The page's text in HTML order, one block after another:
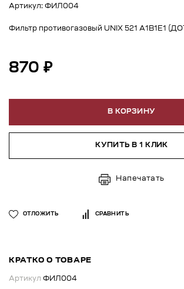
Артикул: ФИЛ004
Фильтр противогазовый UNIX 521 A1B1E1
870 ₽
В КОРЗИНУ
КУПИТЬ В 1 КЛИК
Напечатать
ОТЛОЖИТЬ СРАВНИТЬ
КРАТКО О ТОВАРЕ
Артикул ФИЛ004